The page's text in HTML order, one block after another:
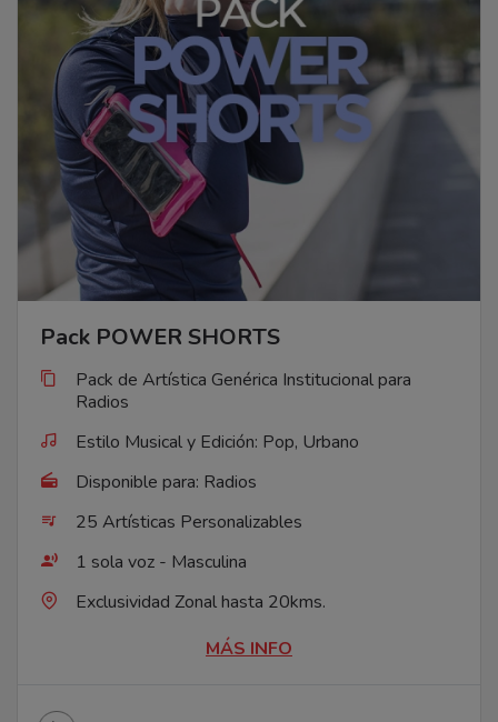
Pack POWER SHORTS
Pack de Artística Genérica Institucional para
Radios
Estilo Musical y Edición: Pop, Urbano
Disponible para: Radios
25 Artísticas Personalizables
1 sola voz - Masculina
Exclusividad Zonal hasta 20kms.
MÁS INFO